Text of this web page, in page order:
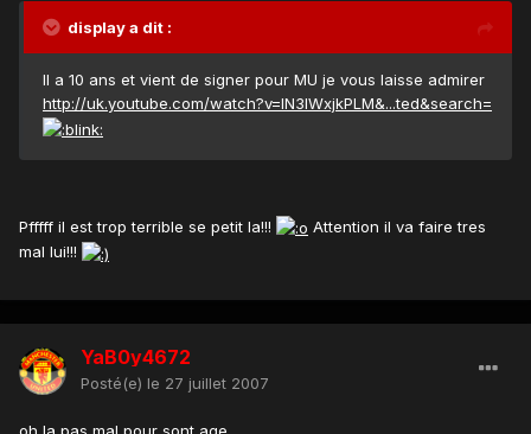
display a dit :
Il a 10 ans et vient de signer pour MU je vous laisse admirer
http://uk.youtube.com/watch?v=lN3IWxjkPLM&...ted&search=
Pfffff il est trop terrible se petit la!!!
Attention il va faire tres
mal lui!!!
YaB0y4672
Posté(e) le 27 juillet 2007